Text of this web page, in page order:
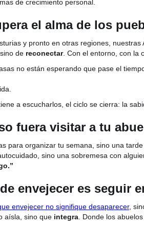
de crecimiento personal.
el alma de los
y pronto en otras regiones,
de reconectar. Con el entorno, con la
no están esperando que pase el
a escucharlos, el ciclo se cierra: la
fuera visitar a tu
para organizar tu semana, sino una
sino una sobremesa con
envejecer es seguir
envejecer no signifique desaparecer,
aísla, sino que integra . Donde los